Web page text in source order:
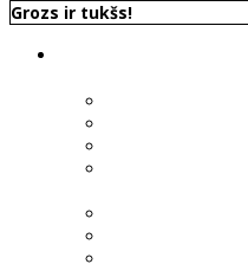
Grozs ir tukšs!